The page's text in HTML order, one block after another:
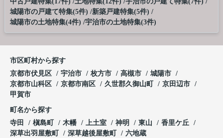
城陽市の戸建て特集(5件) 新築戸建特集(5件)
城陽市の土地特集(4件) 宇治市の土地特集(3件)
市区町村から探す
京都市伏見区
宇治市 枚方市 高槻市
城陽市
京都市山科区
京都市南区 久世郡久御山町
京田辺市
甲賀市
町名から探す
寺田
槇島町 木幡 上土室 神明 東山
香里ケ丘
深草出羽屋敷町
深草越後屋敷町 六地蔵